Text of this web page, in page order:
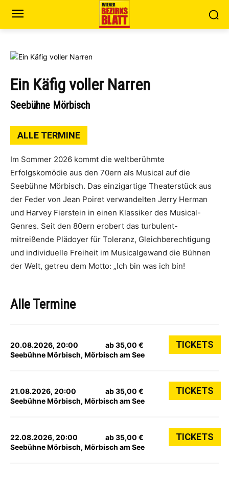
Ein Käfig voller Narren
Seebühne Mörbisch
ALLE TERMINE
Im Sommer 2026 kommt die weltberühmte
Erfolgskomödie aus den 70ern als Musical auf die
Seebühne Mörbisch. Das einzigartige Theaterstück aus
der Feder von Jean Poiret verwandelten Jerry Herman
und Harvey Fierstein in einen Klassiker des Musical-
Genres. Seit den 80ern erobert das turbulent-
mitreißende Plädoyer für Toleranz, Gleichberechtigung
und individuelle Freiheit im Musicalgewand die Bühnen
der Welt, getreu dem Motto: „Ich bin was ich bin!
Alle Termine
20.08.2026, 20:00
Seebühne Mörbisch, Mörbisch am See
ab 35,00 € TICKETS
21.08.2026, 20:00
Seebühne Mörbisch, Mörbisch am See
ab 35,00 € TICKETS
22.08.2026, 20:00
Seebühne Mörbisch, Mörbisch am See
ab 35,00 € TICKETS